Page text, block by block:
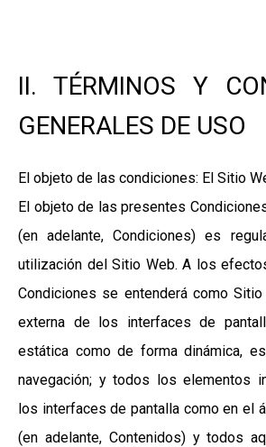
II. TÉRMINOS Y
GENERALES DE USO
El objeto de las condiciones: El Sitio
El objeto de las presentes
(en adelante, Condiciones) es
utilización del Sitio Web. A los
Condiciones se entenderá como
externa de los interfaces de
estática como de forma dinámica,
navegación; y todos los elementos
los interfaces de pantalla como en el
(en adelante, Contenidos) y todos